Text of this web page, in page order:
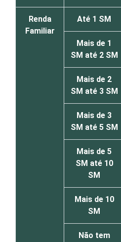
Renda
Familiar
Até 1 SM
Mais de 1
SM até 2 SM
Mais de 2
SM até 3 SM
Mais de 3
SM até 5 SM
Mais de 5
SM até 10
SM
Mais de 10
SM
Não tem